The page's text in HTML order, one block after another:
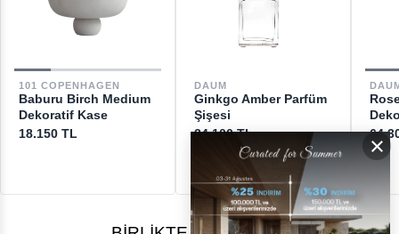
GERİ ÖDEMELER
DESTEK
[email protected]
101 COPENHAGEN
Baburu Birch Medium
Dekoratif Kase
18.150 TL
DAUM
Ginkgo Amber Parfüm
Şişesi
34.100 TL
×